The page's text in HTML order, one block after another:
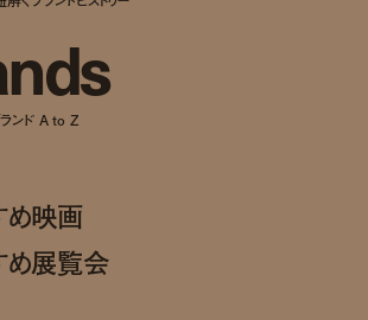
nds
ランド A to Z
映画
展覧会